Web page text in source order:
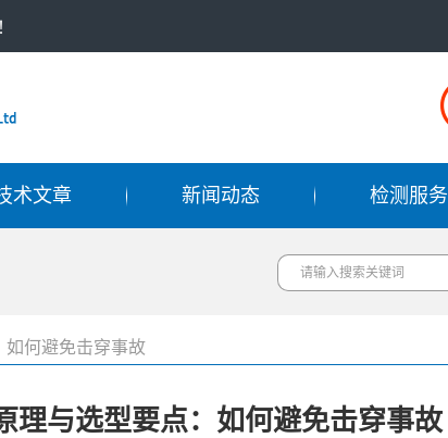
术文章 新闻动态 检测服务
如何避免击穿事故
理与选型要点：如何避免击穿事故